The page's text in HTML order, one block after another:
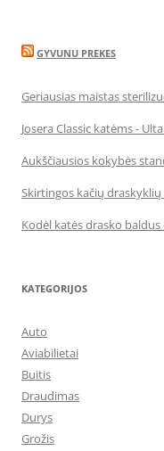
GYVUNU PREKES
Geriausias maistas
Josera Classic katėms -
Aukščiausios kokybės
Skirtingos kačių
Kodėl katės drasko
KATEGORIJOS
Auto
Aviabilietai
Buitis
Draudimas
Durys
Grožis